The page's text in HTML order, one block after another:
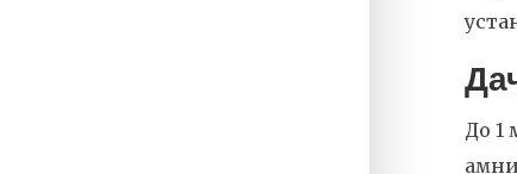
До 1